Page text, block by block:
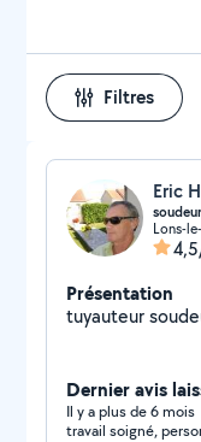
Filtres
Eric
Lons-
Présentation
tuyauteur
Dernier avis
Il y a plus de 6 mois
travail soigné,